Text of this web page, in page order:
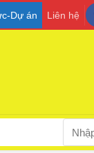
Dự án Liên hệ
kiếm: